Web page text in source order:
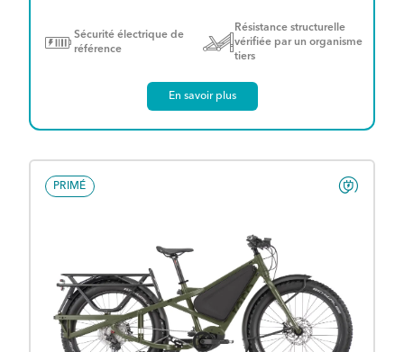
Sécurité électrique de
référence
Résistance structurelle
vérifiée par un organisme
tiers
En savoir plus
PRIMÉ